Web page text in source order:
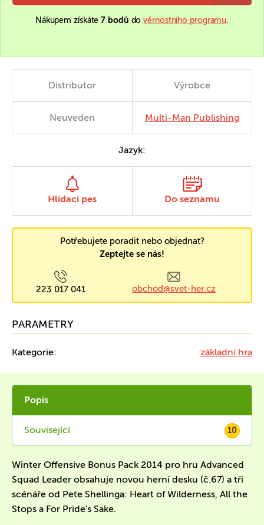
Nákupem získáte7 bodů dověrnostního programu.
Distributor Výrobce
Neuveden Multi-Man Publishing
Jazyk:
Hlídací pes Do seznamu
Potřebujete poradit nebo objednat?
Zeptejte se nás!
223 017 041 obchod@svet-her.cz
PARAMETRY
Kategorie: základní hra
Popis
Související 10
Winter Offensive Bonus Pack 2014 pro hru Advanced
Squad Leader obsahuje novou herní desku (č.67) a tři
scénáře od Pete Shellinga: Heart of Wilderness, All the
Stops a For Pride's Sake.